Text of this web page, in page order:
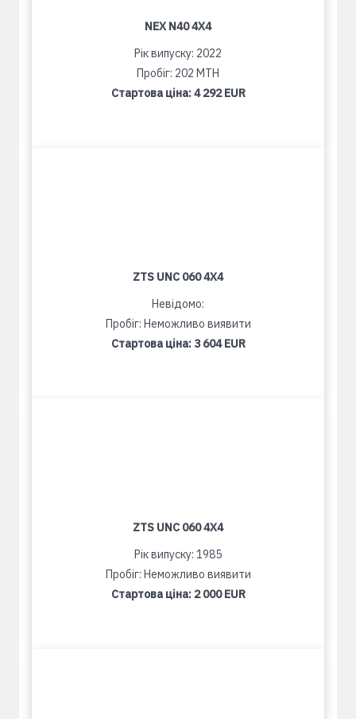
NEX N40 4X4
Рік випуску: 2022
Пробіг: 202 MTH
Стартова ціна:4 292 EUR
ZTS UNC 060 4X4
Невідомо:
Пробіг: Неможливо виявити
Стартова ціна: 3 604 EUR
ZTS UNC 060 4X4
Рік випуску: 1985
Пробіг: Неможливо виявити
Стартова ціна: 2 000 EUR